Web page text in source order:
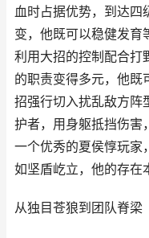
血时占据优势，到达四
变，他既可以稳健发育
利用大招的控制配合打
的职责变得多元，他既
招强行切入扰乱敌方阵
护者，用身躯抵挡伤害
一个优秀的夏侯惇玩家
如坚盾屹立，他的存在
从独目苍狼到团队脊梁